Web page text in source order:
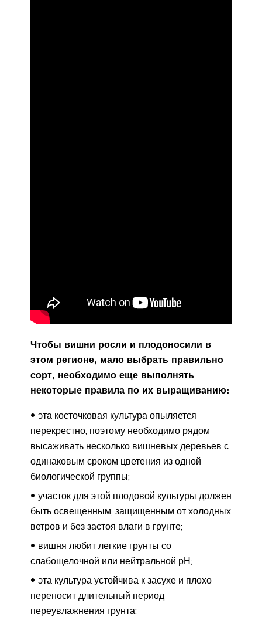
Чтобы вишни росли и плодоносили в
этом регионе, мало выбрать правильно
сорт, необходимо еще выполнять
некоторые правила по их выращиванию:
эта косточковая культура опыляется
перекрестно, поэтому необходимо рядом
высаживать несколько вишневых деревьев с
одинаковым сроком цветения из одной
биологической группы;
участок для этой плодовой культуры должен
быть освещенным, защищенным от холодных
ветров и без застоя влаги в грунте;
вишня любит легкие грунты со
слабощелочной или нейтральной рН;
эта культура устойчива к засухе и плохо
переносит длительный период
переувлажнения грунта;